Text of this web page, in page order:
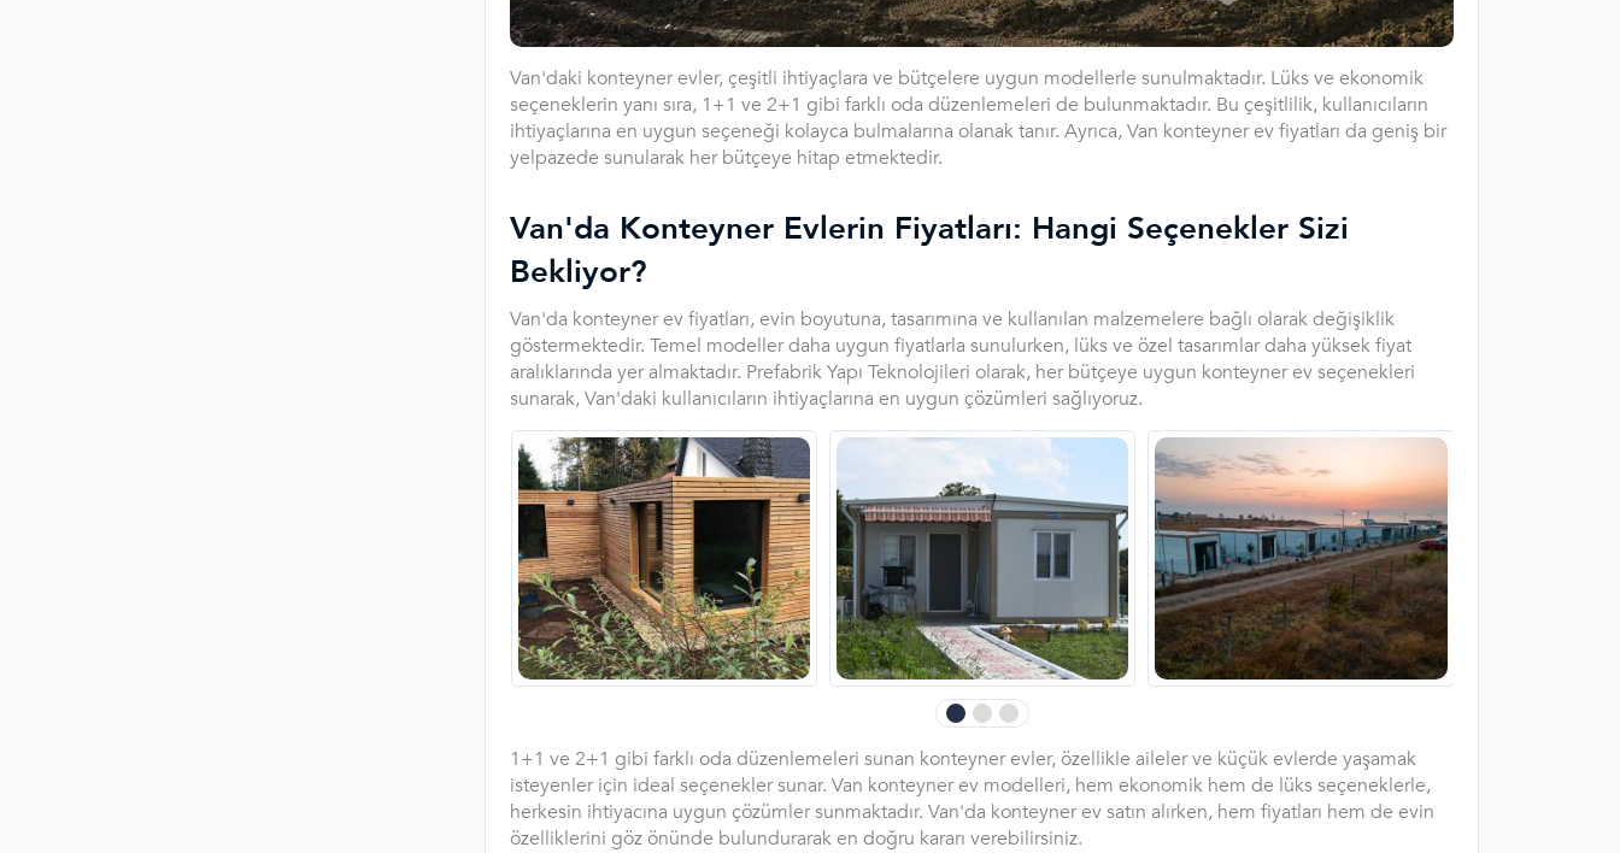
Van'daki konteyner evler, çeşitli ihtiyaçlara ve bütçelere uygun modellerle sunulmaktadır. Lüks ve ekonomik
seçeneklerin yanı sıra, 1+1 ve 2+1 gibi farklı oda düzenlemeleri de bulunmaktadır. Bu çeşitlilik, kullanıcıların
ihtiyaçlarına en uygun seçeneği kolayca bulmalarına olanak tanır. Ayrıca, Van konteyner ev fiyatları da geniş bir
yelpazede sunularak her bütçeye hitap etmektedir.
Van'da Konteyner Evlerin Fiyatları: Hangi Seçenekler Sizi
Bekliyor?
Van'da konteyner ev fiyatları, evin boyutuna, tasarımına ve kullanılan malzemelere bağlı olarak değişiklik
göstermektedir. Temel modeller daha uygun fiyatlarla sunulurken, lüks ve özel tasarımlar daha yüksek fiyat
aralıklarında yer almaktadır. Prefabrik Yapı Teknolojileri olarak, her bütçeye uygun konteyner ev seçenekleri
sunarak, Van'daki kullanıcıların ihtiyaçlarına en uygun çözümleri sağlıyoruz.
1+1 ve 2+1 gibi farklı oda düzenlemeleri sunan konteyner evler, özellikle aileler ve küçük evlerde yaşamak
isteyenler için ideal seçenekler sunar. Van konteyner ev modelleri, hem ekonomik hem de lüks seçeneklerle,
herkesin ihtiyacına uygun çözümler sunmaktadır. Van'da konteyner ev satın alırken, hem fiyatları hem de evin
özelliklerini göz önünde bulundurarak en doğru kararı verebilirsiniz.